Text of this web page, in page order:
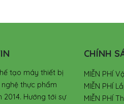
tạo máy thiết bị
thực phẩm
2014. Hướng tới sự
CHÍNH
MIỄN PHÍ
MIỄN PHÍ
MIỄN PHÍ